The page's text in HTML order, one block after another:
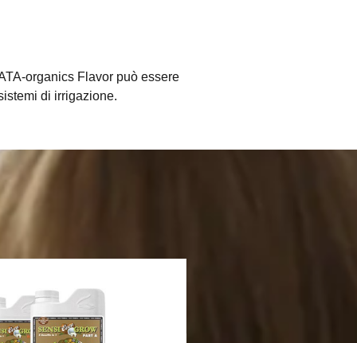
organics Flavor può essere
di irrigazione.